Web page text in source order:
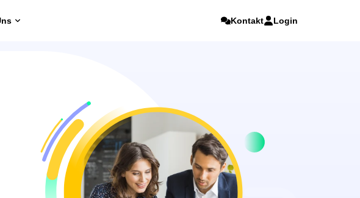
Kontakt Login